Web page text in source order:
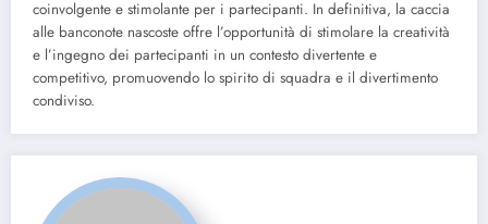
coinvolgente e stimolante per i partecipanti. In definitiva, la caccia
alle banconote nascoste offre l’opportunità di stimolare la creatività
e l’ingegno dei partecipanti in un contesto divertente e
competitivo, promuovendo lo spirito di squadra e il divertimento
condiviso.